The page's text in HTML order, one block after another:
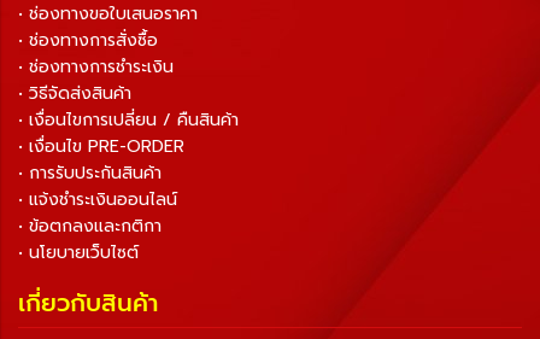
• ช่องทางขอใบเสนอราคา
• ช่องทางการสั่งซื้อ
• ช่องทางการชำระเงิน
• วิธีจัดส่งสินค้า
• เงื่อนไขการเปลี่ยน / คืนสินค้า
• เงื่อนไข PRE-ORDER
• การรับประกันสินค้า
• แจ้งชำระเงินออนไลน์
• ข้อตกลงและกติกา
• นโยบายเว็บไซต์
เกี่ยวกับสินค้า